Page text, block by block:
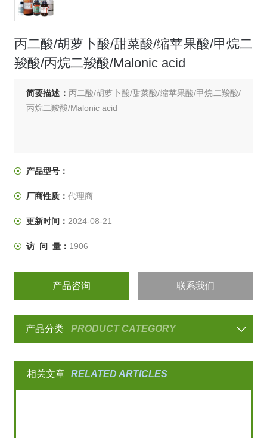
丙二酸/胡萝卜酸/甜菜酸/缩苹果酸/甲烷二
羧酸/丙烷二羧酸/Malonic acid
简要描述： 丙二酸/胡萝卜酸/甜菜酸/缩苹果酸/甲烷二羧酸/
丙烷二羧酸/Malonic acid
产品型号：
厂商性质： 代理商
更新时间： 2024-08-21
访 问 量： 1906
产品咨询 联系我们
产品分类 PRODUCT CATEGORY
相关文章 RELATED ARTICLES